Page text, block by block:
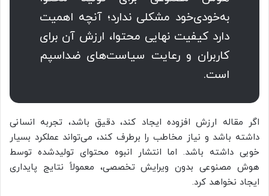
به‌خودی‌خود مشکلی ندارد؛ آنچه اهمیت
دارد کیفیت نهایی محتوا، ارزش آن برای
کاربران و رعایت سیاست‌های ضداسپم
است.
اگر مقاله ارزش افزوده ایجاد کند، دقیق باشد، تجربه انسانی
داشته باشد و نیاز مخاطب را برطرف کند، می‌تواند عملکرد بسیار
خوبی داشته باشد. اما انتشار انبوه محتوای تولیدشده توسط
هوش مصنوعی بدون ویرایش تخصصی، معمولاً نتایج پایداری
ایجاد نخواهد کرد.